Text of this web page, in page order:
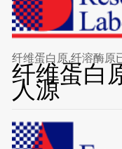
纤维蛋白原,纤溶酶原
纤维蛋白
人源